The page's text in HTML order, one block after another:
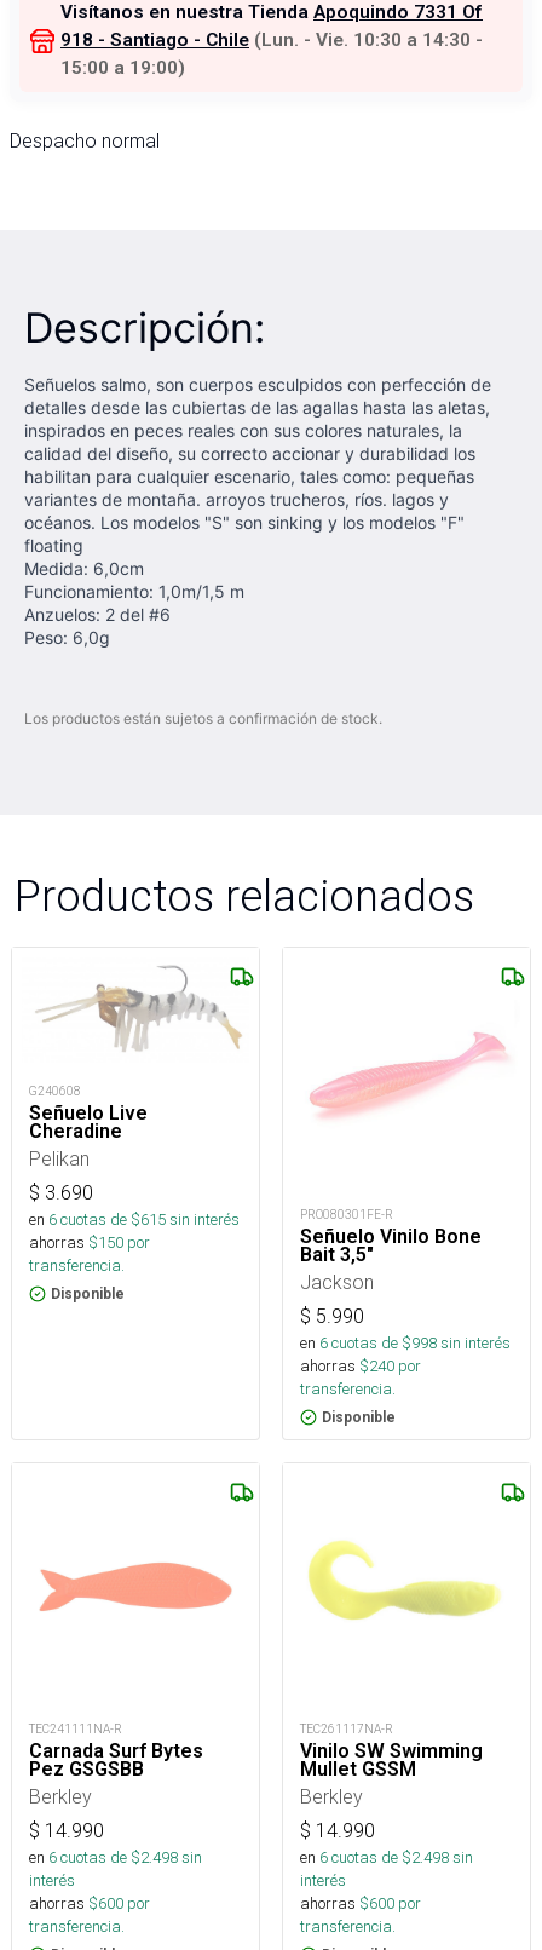
Visítanos en nuestra Tienda Apoquindo 7331 Of
918 - Santiago - Chile (Lun. - Vie. 10:30 a 14:30 -
15:00 a 19:00)
Despacho normal
Descripción:
Señuelos salmo, son cuerpos esculpidos con perfección de
detalles desde las cubiertas de las agallas hasta las aletas,
inspirados en peces reales con sus colores naturales, la
calidad del diseño, su correcto accionar y durabilidad los
habilitan para cualquier escenario, tales como: pequeñas
variantes de montaña. arroyos trucheros, ríos. lagos y
océanos. Los modelos "S" son sinking y los modelos "F"
floating
Medida: 6,0cm
Funcionamiento: 1,0m/1,5 m
Anzuelos: 2 del #6
Peso: 6,0g
Los productos están sujetos a confirmación de stock.
Productos relacionados
G240608
Señuelo Live
Cheradine
Pelikan
$ 3.690
en 6cuotas de $615sin interés
ahorras $150 por
transferencia.
Disponible
PRO080301FE-R
Señuelo Vinilo Bone
Bait 3,5″
Jackson
$ 5.990
en 6cuotas de $998sin interés
ahorras $240 por
transferencia.
Disponible
TEC241111NA-R
Carnada Surf Bytes
Pez GSGSBB
Berkley
$ 14.990
en 6cuotas de $2.498sin
interés
ahorras $600 por
transferencia.
TEC261117NA-R
Vinilo SW Swimming
Mullet GSSM
Berkley
$ 14.990
en 6cuotas de $2.498sin
interés
ahorras $600 por
transferencia.